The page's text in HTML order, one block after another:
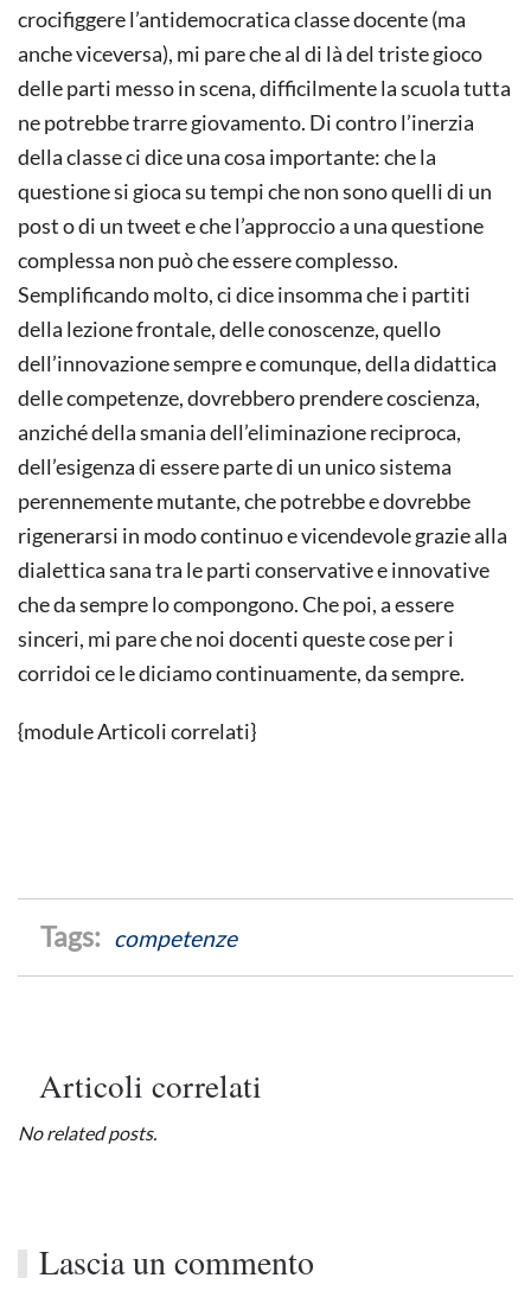
crocifiggere l’antidemocratica classe docente (ma
anche viceversa), mi pare che al di là del triste gioco
delle parti messo in scena, difficilmente la scuola tutta
ne potrebbe trarre giovamento. Di contro l’inerzia
della classe ci dice una cosa importante: che la
questione si gioca su tempi che non sono quelli di un
post o di un tweet e che l’approccio a una questione
complessa non può che essere complesso.
Semplificando molto, ci dice insomma che i partiti
della lezione frontale, delle conoscenze, quello
dell’innovazione sempre e comunque, della didattica
delle competenze, dovrebbero prendere coscienza,
anziché della smania dell’eliminazione reciproca,
dell’esigenza di essere parte di un unico sistema
perennemente mutante, che potrebbe e dovrebbe
rigenerarsi in modo continuo e vicendevole grazie alla
dialettica sana tra le parti conservative e innovative
che da sempre lo compongono. Che poi, a essere
sinceri, mi pare che noi docenti queste cose per i
corridoi ce le diciamo continuamente, da sempre.
{module Articoli correlati}
competenze
Articoli correlati
No related posts.
Lascia un commento